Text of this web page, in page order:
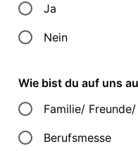
Ja
Nein
Wie bist du auf uns
Familie/
Berufsmesse